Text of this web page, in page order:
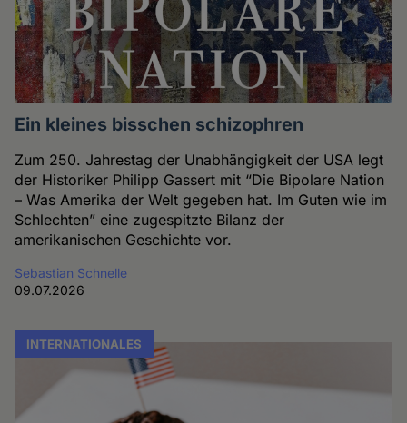
Ein kleines bisschen schizophren
Zum 250. Jahrestag der Unabhängigkeit der USA legt
der Historiker Philipp Gassert mit “Die Bipolare Nation
– Was Amerika der Welt gegeben hat. Im Guten wie im
Schlechten” eine zugespitzte Bilanz der
amerikanischen Geschichte vor.
Sebastian Schnelle
09.07.2026
INTERNATIONALES